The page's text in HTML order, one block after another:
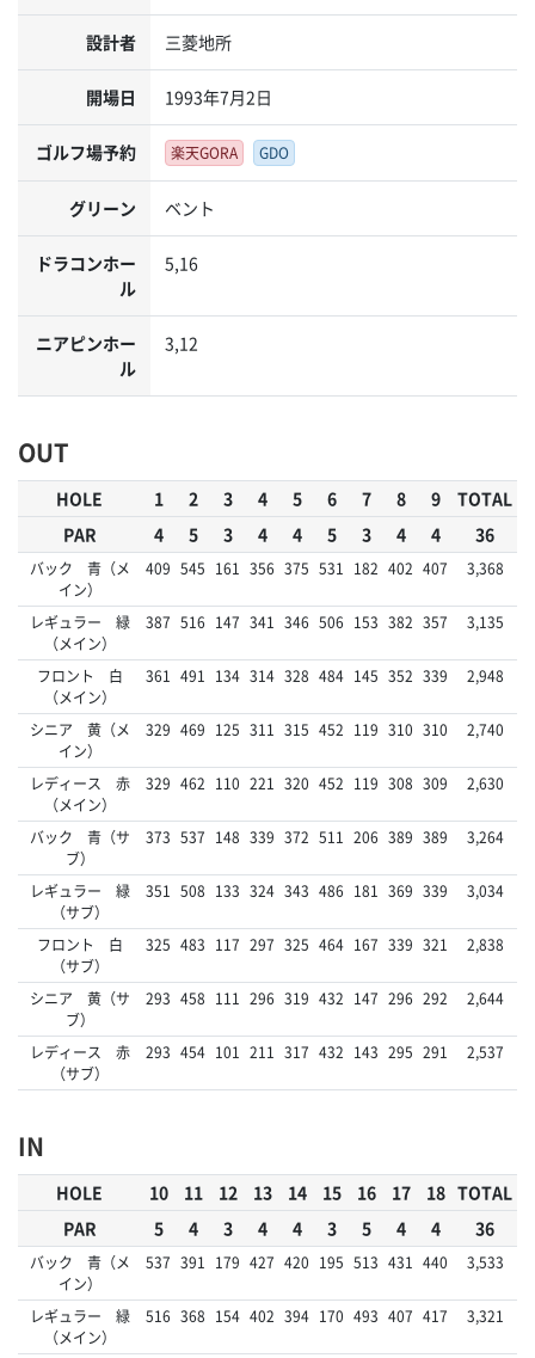
設計者 三菱地所
開場日 1993年7月2日
ゴルフ場予約 楽天GORA GDO
グリーン ベント
ドラコンホー
ル
5,16
ニアピンホー
ル
3,12
OUT
HOLE 1 2 3 4 5 6 7 8 9
TOTAL
PAR
4 5 3 4 4 5 3 4 4 36
バック 青（メ
イン）
409 545 161 356 375 531 182 402 407 3,368
レギュラー 緑
（メイン）
387 516 147 341 346 506 153 382 357 3,135
フロント 白
（メイン）
361 491 134 314 328 484 145 352 339 2,948
シニア 黄（メ
イン）
329 469 125 311 315 452 119 310 310 2,740
レディース 赤
（メイン）
329 462 110 221 320 452 119 308 309 2,630
バック 青（サ
ブ）
373 537 148 339 372 511 206 389 389 3,264
レギュラー 緑
（サブ）
351 508 133 324 343 486 181 369 339 3,034
フロント 白
（サブ）
325 483 117 297 325 464 167 339 321 2,838
シニア 黄（サ
ブ）
293 458 111 296 319 432 147 296 292 2,644
レディース 赤
（サブ）
293 454 101 211 317 432 143 295 291 2,537
IN
HOLE 10 11 12 13 14 15 16 17 18 TOTAL
PAR
5 4 3 4 4 3 5 4 4 36
バック 青（メ
イン）
537 391 179 427 420 195 513 431 440 3,533
レギュラー 緑
（メイン）
516 368 154 402 394 170 493 407 417 3,321